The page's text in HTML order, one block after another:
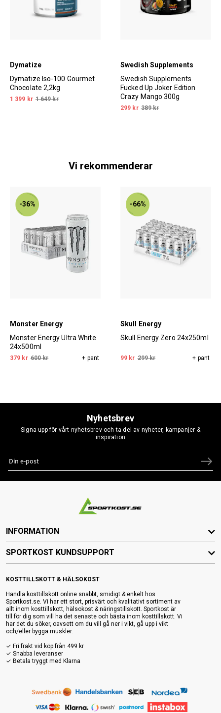
Dymatize
Dymatize Iso-100 Gourmet
Chocolate 2,2kg
1 399 kr 1 649 kr
Swedish Supplements
Swedish Supplements
Fucked Up Joker Edition
Crazy Mango 300g
299 kr 389 kr
Vi rekommenderar
-36%
Monster Energy
Monster Energy Ultra White
24x500ml
379 kr 600 kr + pant
-66%
Skull Energy
Skull Energy Zero 24x250ml
99 kr 299 kr + pant
Nyhetsbrev
Signa upp för vårt nyhetsbrev och ta del av nyheter, kampanjer &
inspiration
KOSTTILLSKOTT & HÄLSOKOST
Handla kosttillskott online snabbt, smidigt & enkelt hos
Sportkost.se. Vi har ett stort, prisvärt och kvalitativt sortiment av
allt inom kosttillskott, hälsokost & näringstillskott. Sportkost är
till för dig som vill ha det senaste och bästa inom kosttillskott. Vi
har det du söker, oavsett om du vill gå ner i vikt, gå upp i vikt
och/eller bygga muskler.
✓ Fri frakt vid köp från 499 kr
✓ Snabba leveranser
✓ Betala tryggt med Klarna
INFORMATION
SPORTKOST KUNDSUPPORT